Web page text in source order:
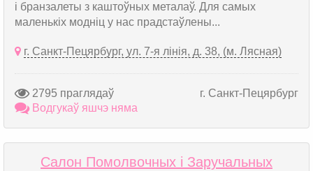
і бранзалеты з каштоўных металаў. Для самых
маленькіх модніц у нас прадстаўлены...
г. Санкт-Пецярбург, ул. 7-я лінія, д. 38, (м. Лясная)
2795 праглядаў
г. Санкт-Пецярбург
Водгукаў яшчэ няма
Салон Помолвочных і Заручальных